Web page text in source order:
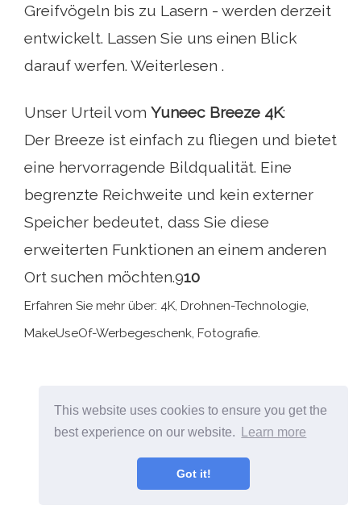
This website uses cookies to ensure you get the
best experience on our website.
Learn more
Got it!
Greifvögeln bis zu Lasern - werden derzeit
entwickelt. Lassen Sie uns einen Blick
darauf werfen. Weiterlesen .
Unser Urteil vom Yuneec Breeze 4K:
Der Breeze ist einfach zu fliegen und bietet
eine hervorragende Bildqualität. Eine
begrenzte Reichweite und kein externer
Speicher bedeutet, dass Sie diese
erweiterten Funktionen an einem anderen
Ort suchen möchten.910
Erfahren Sie mehr über: 4K, Drohnen-Technologie,
MakeUseOf-Werbegeschenk, Fotografie.